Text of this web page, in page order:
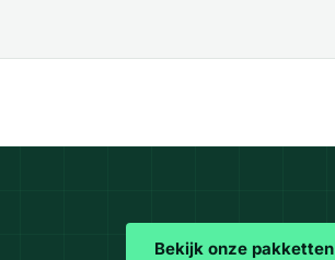
Bekijk onze pakketten